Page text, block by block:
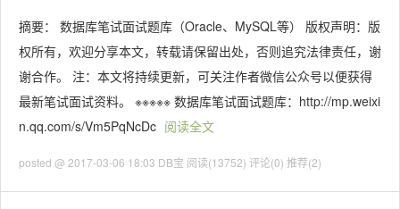
摘要： 数据库笔试面试题库（Oracle、MySQL等） 版权声明：版
权所有，欢迎分享本文，转载请保留出处，否则追究法律责任，谢
谢合作。 注：本文将持续更新，可关注作者微信公众号以便获得
最新笔试面试资料。 ※※※※※ 数据库笔试面试题库：http://mp.weixi
n.qq.com/s/Vm5PqNcDc 阅读全文
posted @ 2017-03-06 18:03 DB宝 阅读(13752) 评论(0) 推荐(2)